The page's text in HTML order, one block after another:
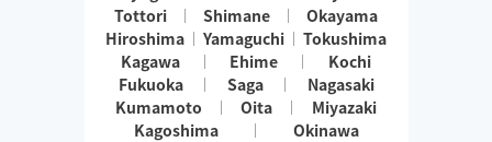
Tottori
Shimane
Okayama
Hiroshima
Yamaguchi
Tokushima
Kagawa
Ehime
Kochi
Fukuoka
Saga
Nagasaki
Kumamoto
Oita
Miyazaki
Kagoshima
Okinawa